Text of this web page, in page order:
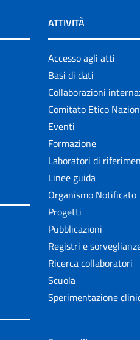
ATTIVITÀ
Accesso agli atti
Basi di dati
Collaborazioni
Comitato Etico
Eventi
Formazione
Laboratori di
Linee guida
Organismo Notificato
Progetti
Pubblicazioni
Registri e
Ricerca collaboratori
Scuola
Sperimentazione